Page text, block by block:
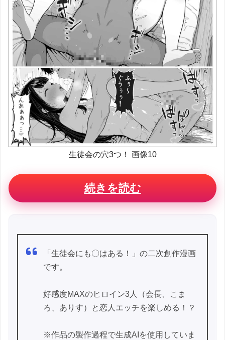
生徒会の穴3つ！ 画像10
続きを読む
「生徒会にも〇はある！」の二次創作漫画
です。
好感度MAXのヒロイン3人（会長、こま
ろ、ありす）と恋人エッチを楽しめる！？
※作品の製作過程で生成AIを使用していま